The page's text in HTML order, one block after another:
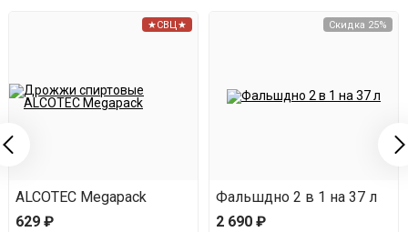
Прочная купольная крышка. Крышка также
дополнительную жесткость конструкции, поэтому
расположен анатомически удобно - на одной
★СВЦ★
ALCOTEC Megapack
629 ₽
Скидка 25%
Фальшдно 2 в 1 на 37 л
2 690 ₽